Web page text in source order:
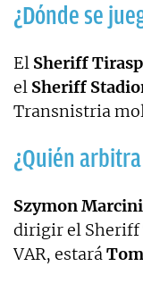
¿Dónde se
El Sheriff
el Sheriff
Transnistria
¿Quién
Szymon
dirigir el Sheriff
VAR, estará